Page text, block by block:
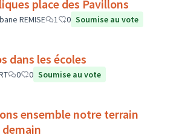
place des Pavillons
REMISE 1 0 Soumise au vote
dans les écoles
0 0 Soumise au vote
ensemble notre terrain